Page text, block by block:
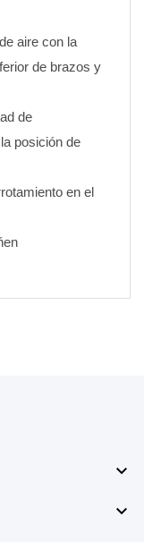
aire con la
de brazos y
de
posición de
en el

